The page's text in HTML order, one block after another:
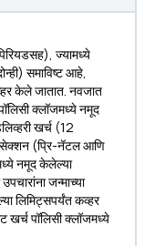
ज्यामध्ये
समाविष्ट आहे,
केले जातात. नवजात
पॉलिसी क्लॉजमध्ये नमूद
खर्च (12
सेक्शन (प्रि-नॅटल आणि
नमूद केलेल्या
जन्माच्या
लिमिट्सपर्यंत कव्हर
खर्च पॉलिसी क्लॉजमध्ये